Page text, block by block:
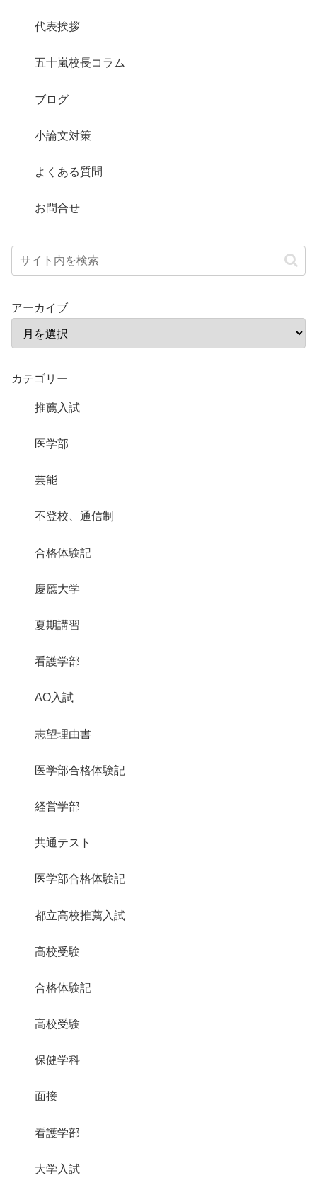
代表挨拶
五十嵐校長コラム
ブログ
小論文対策
よくある質問
お問合せ
アーカイブ
カテゴリー
推薦入試
医学部
芸能
不登校、通信制
合格体験記
慶應大学
夏期講習
看護学部
AO入試
志望理由書
医学部合格体験記
経営学部
共通テスト
医学部合格体験記
都立高校推薦入試
高校受験
合格体験記
高校受験
保健学科
面接
看護学部
大学入試